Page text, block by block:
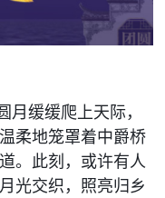
缓缓爬上天际，
柔地笼罩着中爵桥
。此刻，或许有人
光交织，照亮归乡